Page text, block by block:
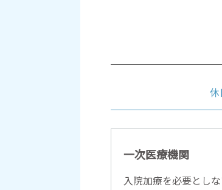
休
一次医療機関
入院加療を必要とし